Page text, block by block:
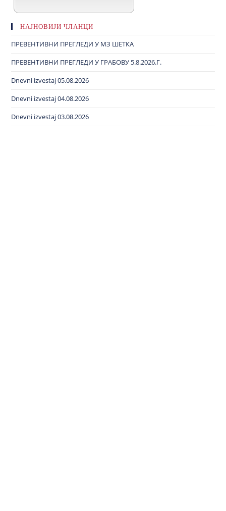
НАЈНОВИЈИ ЧЛАНЦИ
ПРЕВЕНТИВНИ ПРЕГЛЕДИ У МЗ ШЕТКА
ПРЕВЕНТИВНИ ПРЕГЛЕДИ У ГРАБОВУ 5.8.2026.Г.
Dnevni izvestaj 05.08.2026
Dnevni izvestaj 04.08.2026
Dnevni izvestaj 03.08.2026